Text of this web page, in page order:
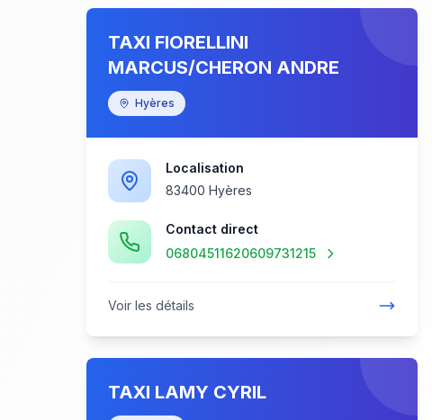
TAXI FIORELLINI
MARCUS/CHERON ANDRE
Hyères
Localisation
83400 Hyères
Contact direct
06804511620609731215
Voir les détails
TAXI LAMY CYRIL